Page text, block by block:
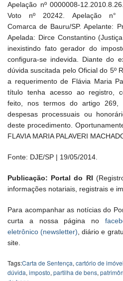
Apelação nº 0000008-
Voto nº 20242. Apelação n°
Comarca de Bauru/SP. Apelante:
Apelada: Dirce Constantino
inexistindo fato gerador do
configura-se indevida. Diante do
dúvida suscitada pelo Oficial do 5º
a requerimento de Flávia Maria
título tenha acesso ao registro,
feito, nos termos do artigo
despesas processuais ou
deste procedimento.
FLAVIA MARIA PALAVERI
Fonte: DJE/SP | 19/05/2014.
Publicação: Portal do RI
informações notariais, registrais e
Para acompanhar as notícias do
curta a nossa página no
eletrônico (newsletter) , diário e
site.
Tags:Carta de Sentença, cartório de
dúvida, imposto, partilha de bens,